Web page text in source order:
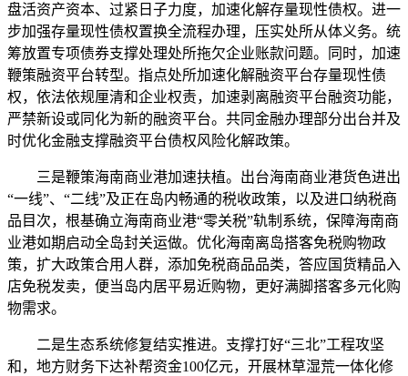
盘活资产资本、过紧日子力度，加速化解存量现性债权。进一
步加强存量现性债权置换全流程办理，压实处所从体义务。统
筹放置专项债券支撑处理处所拖欠企业账款问题。同时，加速
鞭策融资平台转型。指点处所加速化解融资平台存量现性债
权，依法依规厘清和企业权责，加速剥离融资平台融资功能，
严禁新设或同化为新的融资平台。共同金融办理部分出台并及
时优化金融支撑融资平台债权风险化解政策。
三是鞭策海南商业港加速扶植。出台海南商业港货色进出
“一线”、“二线”及正在岛内畅通的税收政策，以及进口纳税商
品目次，根基确立海南商业港“零关税”轨制系统，保障海南商
业港如期启动全岛封关运做。优化海南离岛搭客免税购物政
策，扩大政策合用人群，添加免税商品品类，答应国货精品入
店免税发卖，便当岛内居平易近购物，更好满脚搭客多元化购
物需求。
二是生态系统修复结实推进。支撑打好“三北”工程攻坚
和，地方财务下达补帮资金100亿元，开展林草湿荒一体化修